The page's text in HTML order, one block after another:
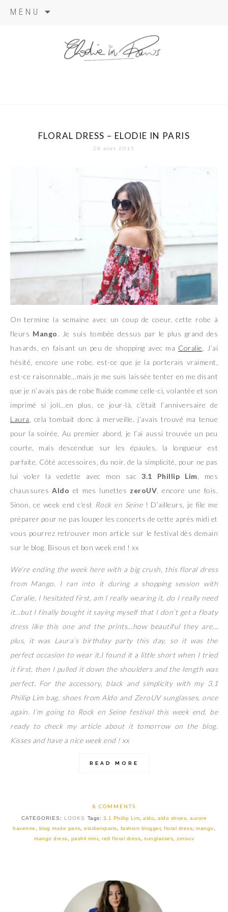
MENU
FLORAL DRESS – ELODIE IN PARIS
28 août 2015
On termine la semaine avec un coup de coeur, cette robe à
fleurs Mango. Je suis tombée dessus par le plus grand des
hasards, en faisant un peu de shopping avec ma Coralie. J’ai
hésité, encore une robe, est-ce que je la porterais vraiment,
est-ce raisonnable…mais je me suis laissée tenter en me disant
que je n’avais pas de robe fluide comme celle-ci, volantée et son
imprimé si joli…en plus, ce jour-là, c’était l’anniversaire de
Laura , cela tombait donc à merveille, j’avais trouvé ma tenue
pour la soirée. Au premier abord, je l’ai aussi trouvée un peu
courte, mais descendue sur les épaules, la longueur est
parfaite. Côté accessoires, du noir, de la simplicité, pour ne pas
lui voler la vedette avec mon sac3.1 Phillip Lim , mes
chaussuresAldo et mes lunettes zeroUV , encore une fois.
Sinon, ce week end c’est Rock en Seine! D’ailleurs, je file me
préparer pour ne pas louper les concerts de cette après midi et
vous pourrez retrouver mon article sur le festival dès demain
sur le blog. Bisous et bon week end ! xx
We’re ending the week here with a big crush, this floral dress
from Mango. I ran into it during a shopping session with
Coralie, I hesitated first, am I really wearing it, do I really need
it…but I finally bought it saying myself that I don’t get a floaty
dress like this one and the prints…how beautiful they are…
plus, it was Laura’s birthday party this day, so it was the
perfect occasion to wear it.I found it a little short when I tried
it first, then I pulled it down the shoulders and the length was
perfect. For the accessory, black and simplicity with my 3.1
Phillip Lim bag, shoes from Aldo and ZeroUV sunglasses, once
again. I’m going to Rock en Seine festival this week end, be
ready to check my article about it tomorrow on the blog.
Kisses and have a nice week end ! xx
READ MORE
8 COMMENTS
CATEGORIES: LOOKS Tags: 3.1 Phillip Lim ,aldo ,aldo shoes ,aurore
havenne
blog mode paris elodieinparis fashion blogger, floral dress mango
mango dress
pashli mini red floral dress sunglasses zerouv